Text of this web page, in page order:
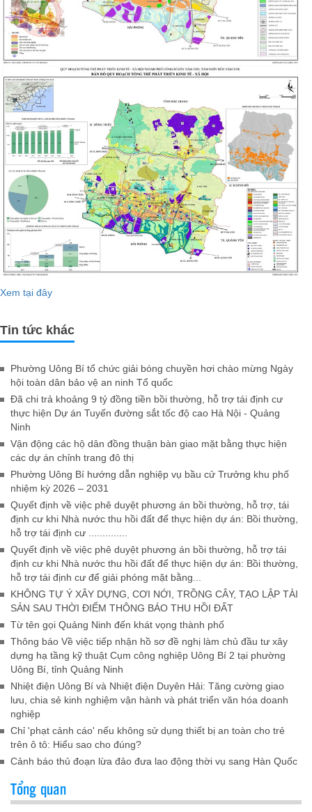
Xem tại đây
Tin tức khác
Phường Uông Bí tổ chức giải bóng chuyền hơi chào mừng Ngày
hội toàn dân bảo vệ an ninh Tổ quốc
Đã chi trả khoảng 9 tỷ đồng tiền bồi thường, hỗ trợ tái định cư
thực hiện Dự án Tuyến đường sắt tốc độ cao Hà Nội - Quảng
Ninh
Vận động các hộ dân đồng thuận bàn giao mặt bằng thực hiện
các dự án chỉnh trang đô thị
Phường Uông Bí hướng dẫn nghiệp vụ bầu cử Trưởng khu phố
nhiệm kỳ 2026 – 2031
Quyết định về việc phê duyệt phương án bồi thường, hỗ trợ, tái
định cư khi Nhà nước thu hồi đất để thực hiện dự án: Bồi thường,
hỗ trợ tái định cư ..............
Quyết định về việc phê duyệt phương án bồi thường, hỗ trợ tái
định cư khi Nhà nước thu hồi đất để thực hiện dự án: Bồi thường,
hỗ trợ tái định cư để giải phóng mặt bằng...
KHÔNG TỰ Ý XÂY DỰNG, CƠI NỚI, TRỒNG CÂY, TẠO LẬP TÀI
SẢN SAU THỜI ĐIỂM THÔNG BÁO THU HỒI ĐẤT
Từ tên gọi Quảng Ninh đến khát vọng thành phố
Thông báo Về việc tiếp nhận hồ sơ đề nghị làm chủ đầu tư xây
dựng hạ tầng kỹ thuật Cụm công nghiệp Uông Bí 2 tại phường
Uông Bí, tỉnh Quảng Ninh
Nhiệt điện Uông Bí và Nhiệt điện Duyên Hải: Tăng cường giao
lưu, chia sẻ kinh nghiệm vận hành và phát triển văn hóa doanh
nghiệp
Chỉ 'phạt cảnh cáo' nếu không sử dụng thiết bị an toàn cho trẻ
trên ô tô: Hiểu sao cho đúng?
Cảnh báo thủ đoạn lừa đảo đưa lao động thời vụ sang Hàn Quốc
Tổng quan